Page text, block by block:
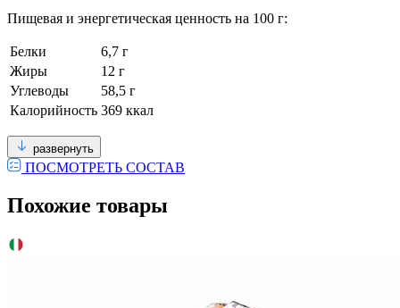
Пищевая и энергетическая ценность на 100 г:
Белки
6,7 г
Жиры
12 г
Углеводы
58,5 г
Калорийность 369 ккал
развернуть
ПОСМОТРЕТЬ СОСТАВ
Похожие товары